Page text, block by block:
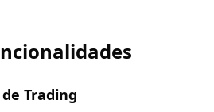
Trading